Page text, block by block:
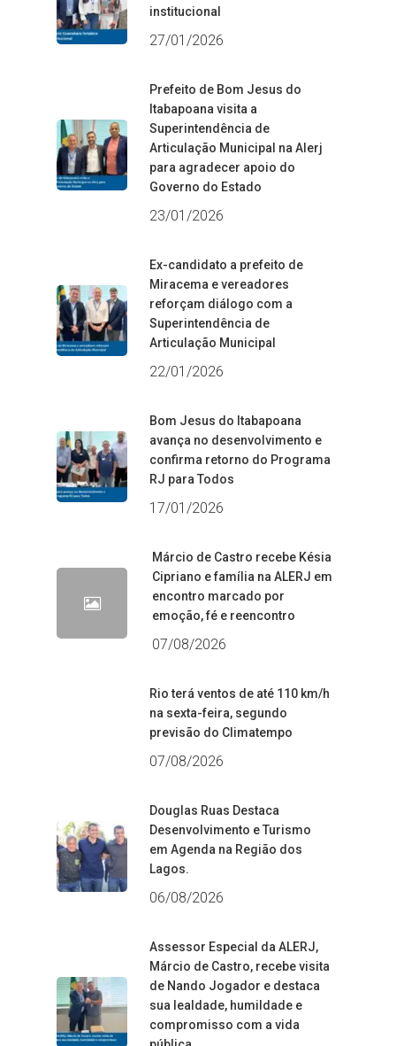
institucional
27/01/2026
Prefeito de Bom Jesus do
Itabapoana visita a
Superintendência de
Articulação Municipal na Alerj
para agradecer apoio do
Governo do Estado
23/01/2026
Ex-candidato a prefeito de
Miracema e vereadores
reforçam diálogo com a
Superintendência de
Articulação Municipal
22/01/2026
Bom Jesus do Itabapoana
avança no desenvolvimento e
confirma retorno do Programa
RJ para Todos
17/01/2026
Márcio de Castro recebe Késia
Cipriano e família na ALERJ em
encontro marcado por
emoção, fé e reencontro
07/08/2026
Rio terá ventos de até 110 km/h
na sexta-feira, segundo
previsão do Climatempo
07/08/2026
Douglas Ruas Destaca
Desenvolvimento e Turismo
em Agenda na Região dos
Lagos.
06/08/2026
Assessor Especial da ALERJ,
Márcio de Castro, recebe visita
de Nando Jogador e destaca
sua lealdade, humildade e
compromisso com a vida